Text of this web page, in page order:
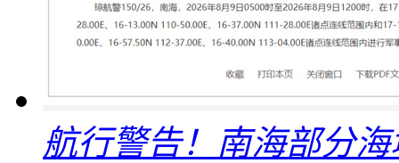
航行警告！南海部分